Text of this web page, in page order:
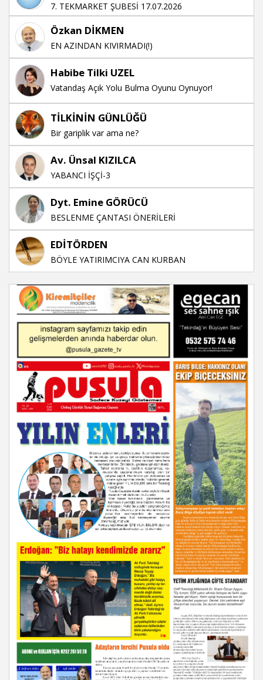
7. TEKMARKET ŞUBESİ 17.07.2026
Özkan DİKMEN
EN AZINDAN KIVIRMADI(!)
Habibe Tilki UZEL
Vatandaş Açık Yolu Bulma Oyunu Oynuyor!
TİLKİNİN GÜNLÜĞÜ
Bir gariplik var ama ne?
Av. Ünsal KIZILCA
YABANCI İŞÇİ-3
Dyt. Emine GÖRÜCÜ
BESLENME ÇANTASI ÖNERİLERİ
EDİTÖRDEN
BÖYLE YATIRIMCIYA CAN KURBAN